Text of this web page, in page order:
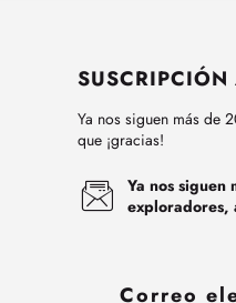
Ya nos siguen más de
que ¡gracias!
Ya nos siguen
exploradores,